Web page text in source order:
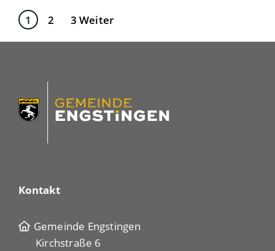
1 2 3 Weiter
Kontakt
Gemeinde Engstingen
Kirchstraße 6